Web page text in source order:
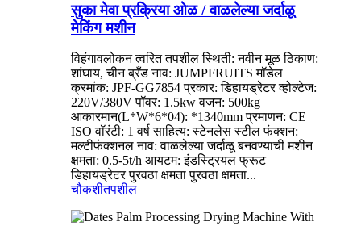
सुका मेवा प्रक्रिया ओळ / वाळलेल्या जर्दाळू
मेकिंग मशीन
विहंगावलोकन त्वरित तपशील स्थिती: नवीन मूळ ठिकाण:
शांघाय, चीन ब्रँड नाव: JUMPFRUITS मॉडेल
क्रमांक: JPF-GG7854 प्रकार: डिहायड्रेटर व्होल्टेज:
220V/380V पॉवर: 1.5kw वजन: 500kg
आकारमान(L*W*6*04): *1340mm प्रमाणन: CE
ISO वॉरंटी: 1 वर्ष साहित्य: स्टेनलेस स्टील फंक्शन:
मल्टीफंक्शनल नाव: वाळलेल्या जर्दाळू बनवण्याची मशीन
क्षमता: 0.5-5t/h आयटम: इंडस्ट्रियल फ्रूट
डिहायड्रेटर पुरवठा क्षमता पुरवठा क्षमता...
चौकशीतपशील